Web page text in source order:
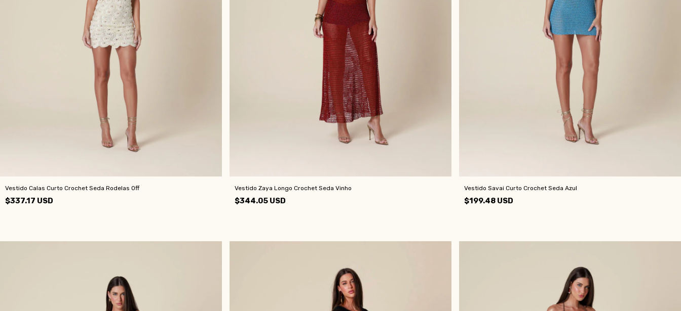
Vestido Calas Curto Crochet Seda Rodelas Off
$337.17 USD
Vestido Zaya Longo Crochet Seda Vinho
$344.05 USD
Vestido Savai Curto Crochet Seda Azul
$199.48 USD